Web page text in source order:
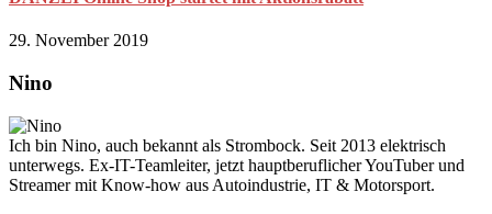
29. November 2019
Nino
Ich bin Nino, auch bekannt als Strombock. Seit 2013 elektrisch
unterwegs. Ex-IT-Teamleiter, jetzt hauptberuflicher YouTuber und
Streamer mit Know-how aus Autoindustrie, IT & Motorsport.